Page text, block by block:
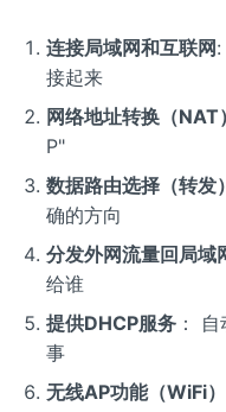
连接局域网和互联网
接起来
网络地址转换（NAT）
P"
数据路由选择（转发）
确的方向
分发外网流量回局域
给谁
提供DHCP服务： 自
事
无线AP功能（WiFi）